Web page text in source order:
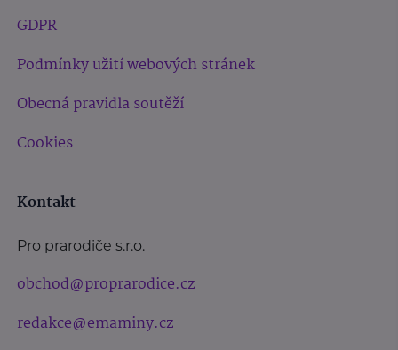
GDPR
Podmínky užití webových stránek
Obecná pravidla soutěží
Cookies
Kontakt
Pro prarodiče s.r.o.
obchod@proprarodice.cz
redakce@emaminy.cz